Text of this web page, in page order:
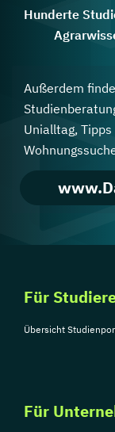
Hunderte
Außerdem
Unialltag,
Für
Übersicht
Für